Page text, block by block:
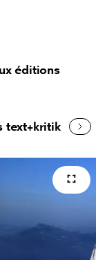
éditions
text+kritik
Plein